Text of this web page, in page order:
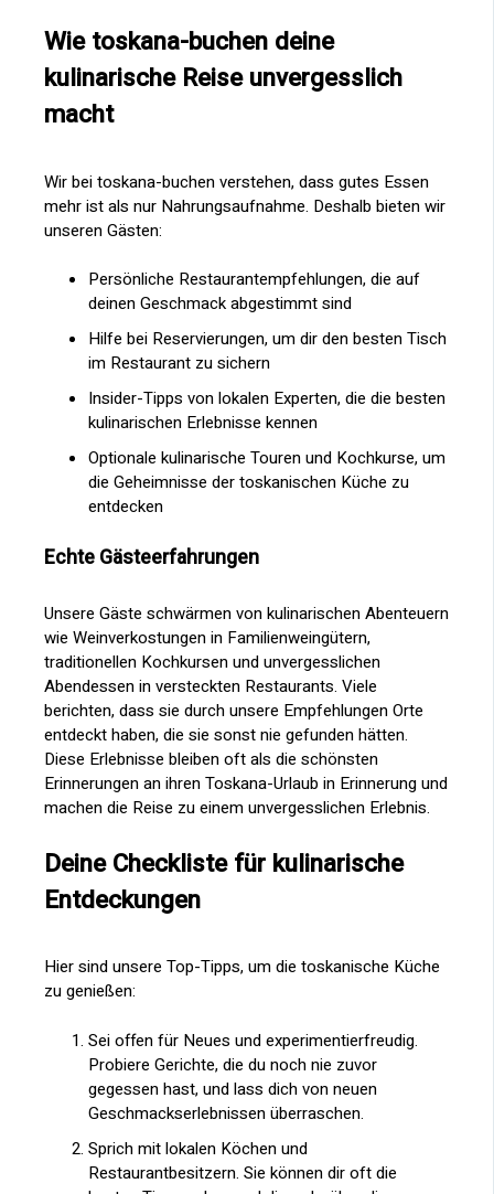
Wie toskana-buchen deine
kulinarische Reise unvergesslich
macht
Wir bei toskana-buchen verstehen, dass gutes Essen
mehr ist als nur Nahrungsaufnahme. Deshalb bieten wir
unseren Gästen:
Persönliche Restaurantempfehlungen, die auf
deinen Geschmack abgestimmt sind
Hilfe bei Reservierungen, um dir den besten Tisch
im Restaurant zu sichern
Insider-Tipps von lokalen Experten, die die besten
kulinarischen Erlebnisse kennen
Optionale kulinarische Touren und Kochkurse, um
die Geheimnisse der toskanischen Küche zu
entdecken
Echte Gästeerfahrungen
Unsere Gäste schwärmen von kulinarischen Abenteuern
wie Weinverkostungen in Familienweingütern,
traditionellen Kochkursen und unvergesslichen
Abendessen in versteckten Restaurants. Viele
berichten, dass sie durch unsere Empfehlungen Orte
entdeckt haben, die sie sonst nie gefunden hätten.
Diese Erlebnisse bleiben oft als die schönsten
Erinnerungen an ihren Toskana-Urlaub in Erinnerung und
machen die Reise zu einem unvergesslichen Erlebnis.
Deine Checkliste für kulinarische
Entdeckungen
Hier sind unsere Top-Tipps, um die toskanische Küche
zu genießen:
Sei offen für Neues und experimentierfreudig.
Probiere Gerichte, die du noch nie zuvor
gegessen hast, und lass dich von neuen
Geschmackserlebnissen überraschen.
Sprich mit lokalen Köchen und
Restaurantbesitzern. Sie können dir oft die